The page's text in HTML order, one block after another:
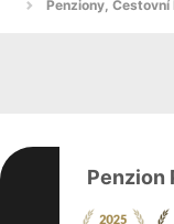
Penziony, Cestovní
Penzion